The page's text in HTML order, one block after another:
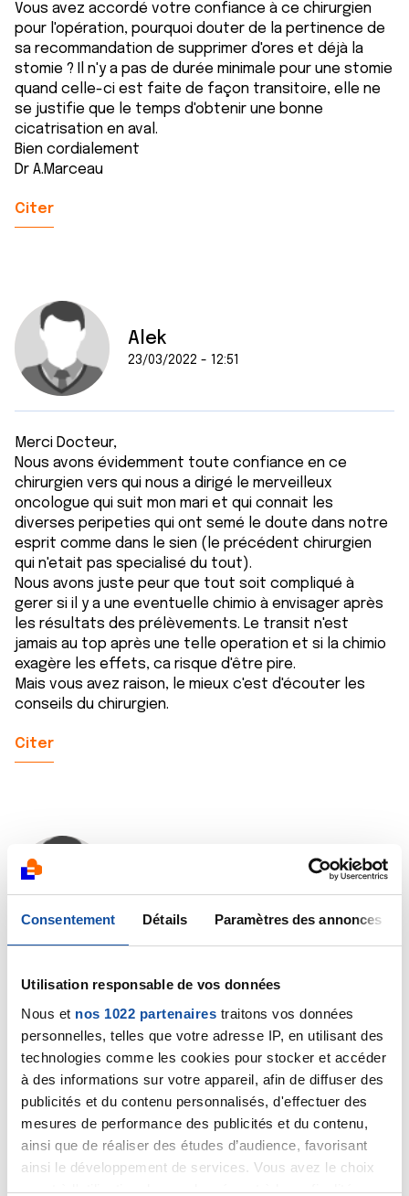
Consentement Détails Paramètres des annonces
Utilisation responsable de vos données
Nous et nos 1022 partenaires traitons vos données
personnelles, telles que votre adresse IP, en utilisant des
technologies comme les cookies pour stocker et accéder
à des informations sur votre appareil, afin de diffuser des
publicités et du contenu personnalisés, d'effectuer des
mesures de performance des publicités et du contenu,
ainsi que de réaliser des études d’audience, favorisant
ainsi le développement de services. Vous avez le choix
quant à l'utilisation de vos données et à leurs finalités.
Vous avez accordé votre confiance à ce chirurgien
pour l'opération, pourquoi douter de la pertinence de
sa recommandation de supprimer d'ores et déjà la
stomie ? Il n'y a pas de durée minimale pour une stomie
quand celle-ci est faite de façon transitoire, elle ne
se justifie que le temps d'obtenir une bonne
cicatrisation en aval.
Bien cordialement
Dr A.Marceau
Citer
Alek
23/03/2022 - 12:51
Merci Docteur,
Nous avons évidemment toute confiance en ce
chirurgien vers qui nous a dirigé le merveilleux
oncologue qui suit mon mari et qui connait les
diverses peripeties qui ont semé le doute dans notre
esprit comme dans le sien (le précédent chirurgien
qui n'etait pas specialisé du tout).
Nous avons juste peur que tout soit compliqué à
gerer si il y a une eventuelle chimio à envisager après
les résultats des prélèvements. Le transit n'est
jamais au top après une telle operation et si la chimio
exagère les effets, ca risque d'être pire.
Mais vous avez raison, le mieux c'est d'écouter les
conseils du chirurgien.
Citer
23/03/2022 - 13:45
bonjour jeanne,
Très bonne nouvelle,je lui souhaite un très bon
rétablissement,mais s'il galope déjà dans les
couloirs,ben c'est juste bon signe.
bonne journée a vous.